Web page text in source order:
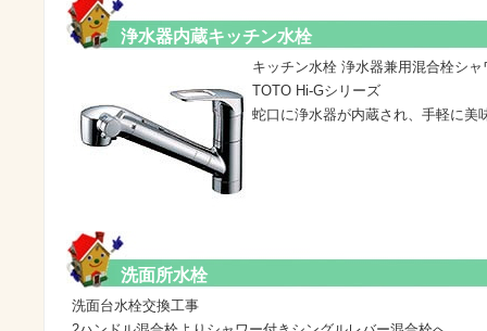
浄水器内蔵キッチン水栓
キッチン水栓 浄水器兼用混合栓シャ
TOTO Hi-Gシリーズ
蛇口に浄水器が内蔵され、手軽に美
洗面所水栓
洗面台水栓交換工事